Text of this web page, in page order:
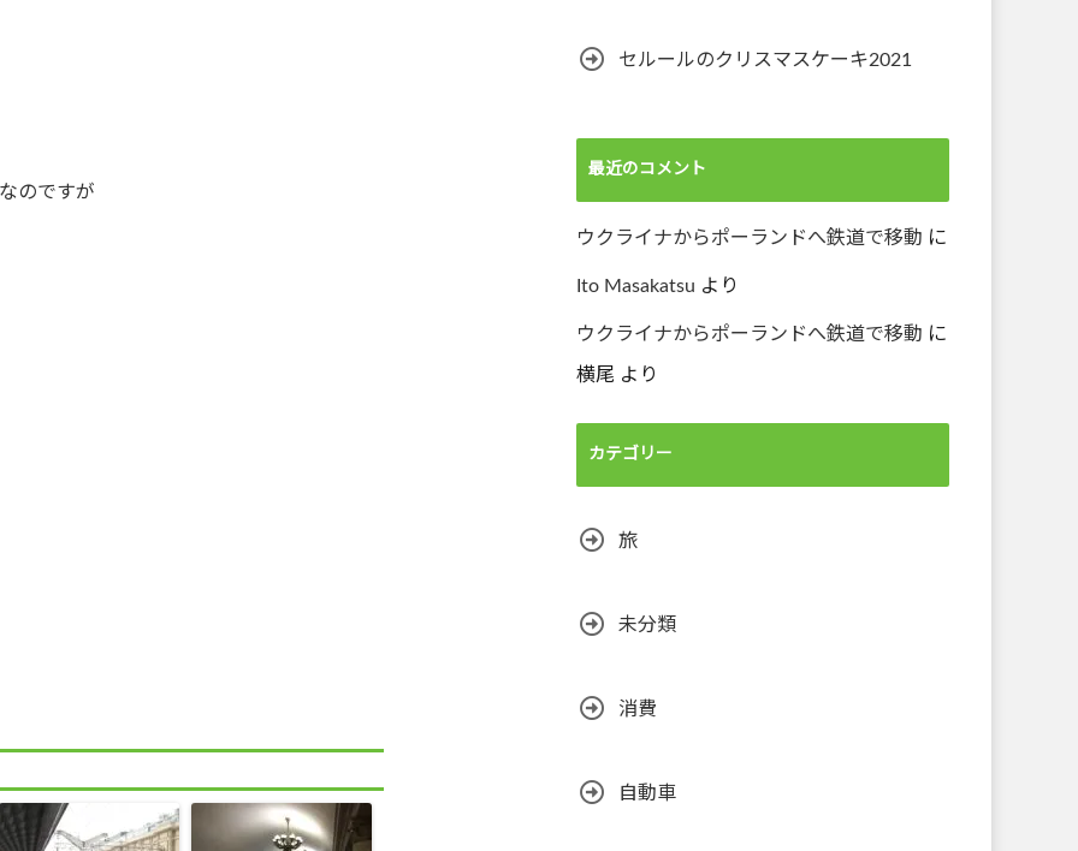
のですが
セルールのクリスマスケーキ2021
最近のコメント
ウクライナからポーランドへ鉄道で移動 に
Ito Masakatsu より
ウクライナからポーランドへ鉄道で移動 に
横尾 より
カテゴリー
旅
未分類
消費
自動車